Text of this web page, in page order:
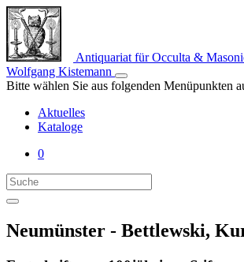
Antiquariat für Occulta &
Wolfgang Kistemann
Bitte wählen Sie aus folgenden Menüpunkten
Aktuelles
Kataloge
0
Neumünster - Bettlewski,